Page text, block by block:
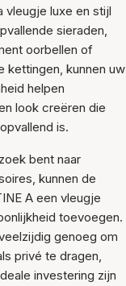
vleugje luxe en stijl
sieraden,
oorbellen of
kettingen, kunnen uw
helpen
look creëren die
is.
bent naar
kunnen de
A een vleugje
toevoegen.
genoeg om
privé te dragen,
investering zijn